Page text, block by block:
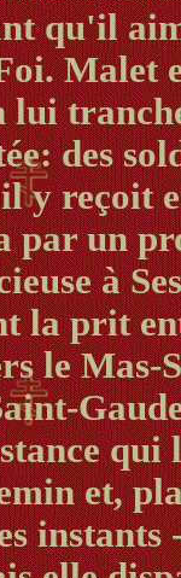
qu'il
Malet
des
y reçoit
par un
à
la prit
le
qui
et,